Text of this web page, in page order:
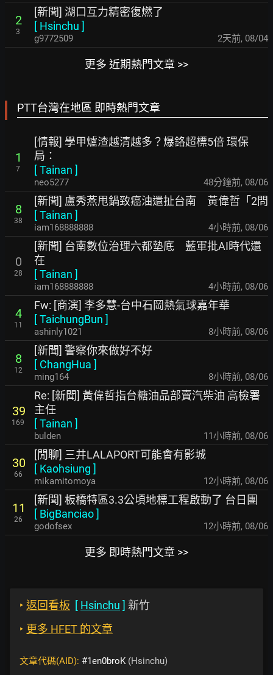
2
3
[新聞] 湖口互力精密復燃了
[ Hsinchu ]
g9772509 2天前, 08/04
更多 近期熱門文章 >>
PTT台灣在地區 即時熱門文章
1
7
[情報] 學甲爐渣越清越多？爆鉻超標5倍 環保
局：
[Tainan ]
neo5277 48分鐘前, 08/06
8
38
[新聞] 盧秀燕甩鍋致癌油還扯台南 黃偉哲「2問
[Tainan ]
iam168888888 4小時前, 08/06
0
28
[新聞] 台南數位治理六都墊底 藍軍批AI時代還
在
[Tainan ]
iam168888888 4小時前, 08/06
4
11
Fw: [商演] 李多慧-台中石岡熱氣球嘉年華
[TaichungBun ]
ashinly1021 8小時前, 08/06
8
12
[新聞] 警察你來做好不好
[ ChangHua ]
ming164 8小時前, 08/06
39
169
Re: [新聞] 黃偉哲指台糖油品部賣汽柴油 高檢署
主任
[Tainan ]
bulden 11小時前, 08/06
30
66
[閒聊] 三井LALAPORT可能會有影城
[ Kaohsiung ]
mikamitomoya 12小時前, 08/06
11
26
[新聞] 板橋特區3.3公頃地標工程啟動了 台日團
[ BigBanciao]
godofsex 12小時前, 08/06
更多 即時熱門文章 >>
‣ 返回看板 [ Hsinchu ] 新竹
‣ 更多 HFET 的文章
文章代碼(AID): #1en0broK(Hsinchu)